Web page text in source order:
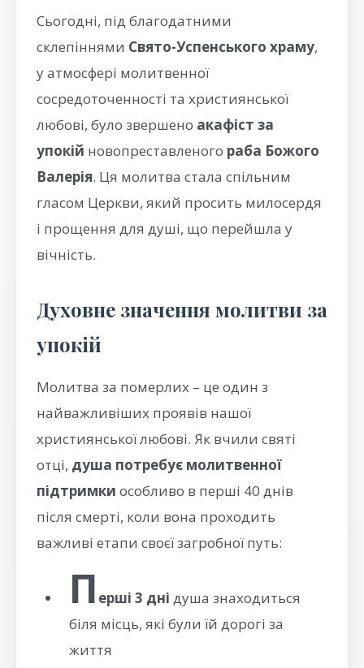
Сьогодні, під благодатними
склепіннями Свято-Успенського храму,
у атмосфері молитвенної
сосредоточенності та християнської
любові, було звершено акафіст за
упокій новопреставленого раба Божого
Валерія. Ця молитва стала спільним
гласом Церкви, який просить милосердя
і прощення для душі, що перейшла у
вічність.
Духовне значення молитви за
упокій
Молитва за померлих – це один з
найважливіших проявів нашої
християнської любові. Як вчили святі
отці, душа потребує молитвенної
підтримки особливо в перші 40 днів
після смерті, коли вона проходить
важливі етапи своєї загробної путь:
П ерші 3 дні душа знаходиться
біля місць, які були їй дорогі за
життя